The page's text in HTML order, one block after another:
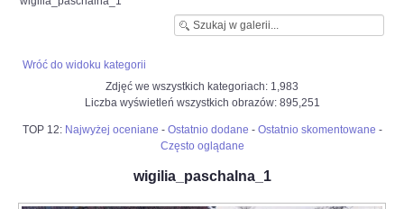
Wróć do widoku kategorii
Zdjęć we wszystkich kategoriach: 1,983
Liczba wyświetleń wszystkich obrazów: 895,251
TOP 12: Najwyżej oceniane - Ostatnio dodane - Ostatnio skomentowane -
Często oglądane
wigilia_paschalna_1